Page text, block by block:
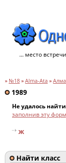
... место
» №18 » Alma-Ata »
1989
Не удалось
заполнив эту
ж
Найти класс